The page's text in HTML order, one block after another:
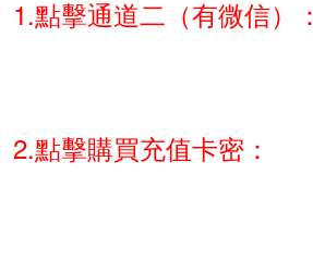
1.點擊通道二（有微信）：
2.點擊購買充值卡密：